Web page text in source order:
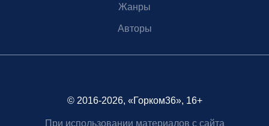
Жанры
Авторы
© 2016-2026, «Горком36», 16+
При использовании материалов с сайта